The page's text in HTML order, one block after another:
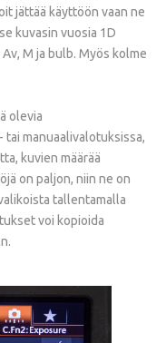
jättää käyttöön vaan ne
kuvasin vuosia 1D
M ja bulb. Myös kolme
olevia
manuaalivalotuksissa,
kuvien määrää
on paljon, niin ne on
tallentamalla
voi kopioida